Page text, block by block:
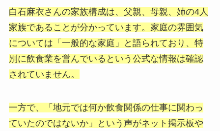
白石麻衣さんの家族構成は、父親、母親、姉の4人
家族であることが分かっています。家庭の雰囲気
については「一般的な家庭」と語られており、特
別に飲食業を営んでいるという公式な情報は確認
されていません。
一方で、「地元では何か飲食関係の仕事に関わっ
ていたのではないか」という声がネット掲示板や